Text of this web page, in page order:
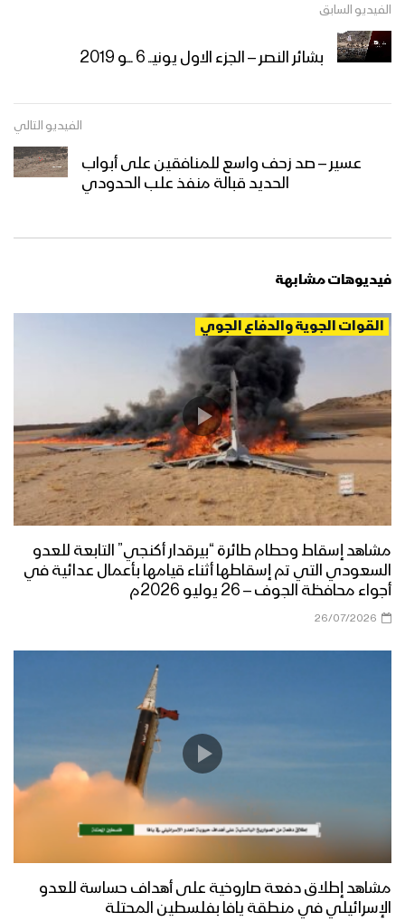
الفيديو السابق
بشائر النصر – الجزء الاول يونيــ 6 ـــو 2019
الفيديو التالي
عسير – صد زحف واسع للمنافقين على أبواب
الحديد قبالة منفذ علب الحدودي
فيديوهات مشابهة
القوات الجوية والدفاع الجوي
مشاهد إسقاط وحطام طائرة “بيرقدار أكنجي” التابعة للعدو
السعودي التي تم إسقاطها أثناء قيامها بأعمال عدائية في
أجواء محافظة الجوف – 26 يوليو 2026م
26/07/2026
مشاهد إطلاق دفعة صاروخية على أهداف حساسة للعدو
الإسرائيلي في منطقة يافا بفلسطين المحتلة